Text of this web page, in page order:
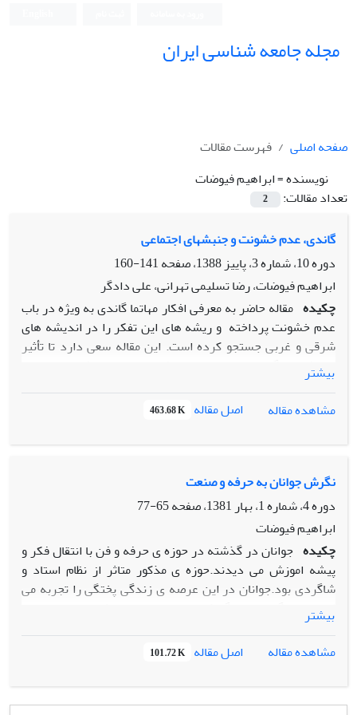
مجله جامعه شناسی ایران
صفحه اصلی
فهرست مقالات
نویسنده =ابراهیم فیوضات
تعداد مقالات:
2
گاندی، عدم خشونت و جنبش‏های اجتماعی
دوره 10، شماره 3، پاییز 1388، صفحه
141-160
ابراهیم فیوضات، رضا تسلیمی تهرانی، علی دادگر
چکیده مقاله حاضر به معرفی افکار مهاتما گاندی به ویژه در باب
عدم خشونت پرداخته و ریشه های این تفکر را در اندیشه های
شرقی و غربی جستجو کرده است. این مقاله سعی دارد تا تأثیر
اندیشه‏های گاندی در باب عدم خشونت را بر جنبشهای اجتماعی
جهان معاصر به نمایش بگذارد و ابعاد و اشکال این تأثیرگذاری را
مورد بررسی قرار دهد.
بیشتر
مشاهده مقاله
اصل مقاله 463.68 K
نگرش جوانان به حرفه و صنعت
دوره 4، شماره 1، بهار 1381، صفحه
65-77
ابراهیم فیوضات
چکیده جوانان در گذشته در حوزه ی حرفه و فن با انتقال فکر و
پیشه اموزش می دیدند.حوزه ی مذکور متاثر از نظام استاد و
شاگردی بود.جوانان در این عرصه ی زندگی پختگی را تجربه می
کردند.زندگی خانوادگی،کاری و تفریح از یک وحدت نسبی
برخوردار بود.خانواده به چنین نظام و فرایندی امیدوار بود.با این
که متعاقب انقلاب صنعتی در غرب نظام استاد_شاگردی متحول
شد و اموزش در طول یک عمر به مرحله های کوتاه مدت تغییر
یافت ولی در کشورهای در حال توسعه نظیر ایران بین تحول
ماشینی،صنعت پیشه وری و نظام اموزشی آن ارتباط منطقی به وجود
بیشتر
مشاهده مقاله
اصل مقاله 101.72 K